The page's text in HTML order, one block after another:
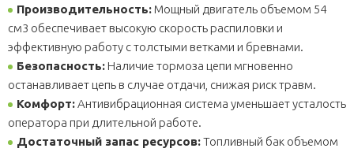
Производительность: Мощный двигатель объемом 54
см3 обеспечивает высокую скорость распиловки и
эффективную работу с толстыми ветками и бревнами.
Безопасность: Наличие тормоза цепи мгновенно
останавливает цепь в случае отдачи, снижая риск травм.
Комфорт:Антивибрационная система уменьшает усталость
оператора при длительной работе.
Достаточный запас ресурсов:Топливный бак объемом